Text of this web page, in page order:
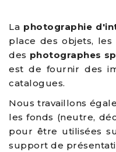
La photographie
place des objets,
des photographes
est de fournir des
catalogues.
Nous travaillons
les fonds (neutre,
pour être utilisées
support de